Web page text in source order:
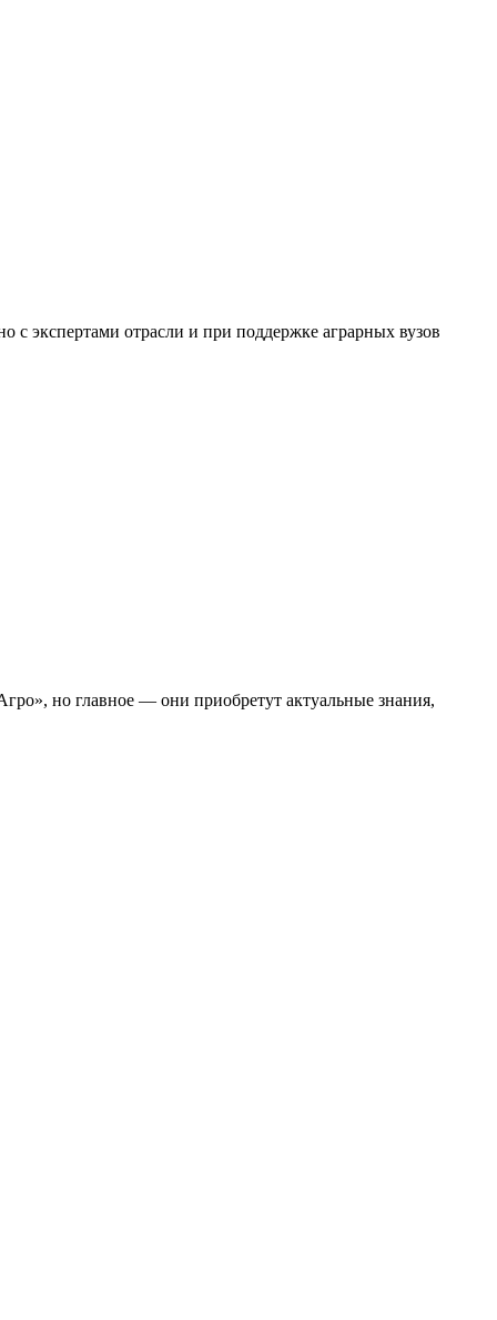
экспертами отрасли и при поддержке аграрных вузов
но главное — они приобретут актуальные знания,